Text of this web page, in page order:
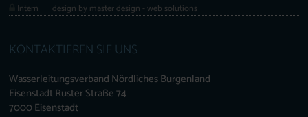
design by master design - web solutions
Intern
KONTAKTIEREN SIE UNS
Wasserleitungsverband Nördliches Burgenland
Eisenstadt Ruster Straße 74
7000 Eisenstadt